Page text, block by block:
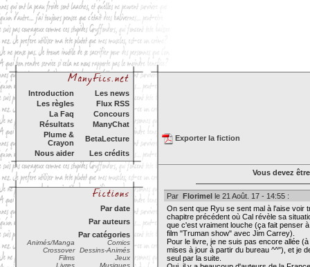
Introduction
Les news
Les règles
Flux RSS
La Faq
Concours
Résultats
ManyChat
Plume &
Crayon
BetaLecture
Nous aider
Les crédits
Par date
Par auteurs
Par catégories
Animés/Manga
Comics
Crossover
Dessins-Animés
Films
Jeux
Livres
Musiques
Exporter la fiction
Vous devez
Par Florimel le 21 Août. 17 - 14:55 :
On sent que Ryu se sent mal à l'aise voir
chapitre précédent où Cal révèle sa
que c'est vraiment louche (ça fait penser
film "Truman show" avec Jim Carrey).
Pour le livre, je ne suis pas encore allée
mises à jour à partir du bureau ^^"), et je
seul par la suite.